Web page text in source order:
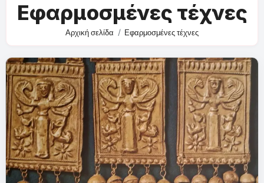
Εφαρμοσμένες τέχνες
Αρχική σελίδα Εφαρμοσμένες τέχνες